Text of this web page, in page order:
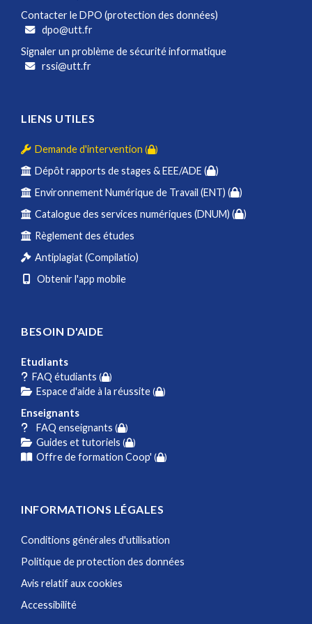
Contacter le DPO (protection des données)
dpo@utt.fr
Signaler un problème de sécurité informatique
rssi@utt.fr
LIENS UTILES
Demande d'intervention ( )
Dépôt rapports de stages & EEE/ADE (
)
Environnement Numérique de Travail (ENT) (
)
Catalogue des services numériques (DNUM) (
)
Règlement des études
Antiplagiat (Compilatio)
Obtenir l'app mobile
BESOIN D'AIDE
Etudiants
FAQ étudiants ( )
Espace d'aide à la réussite( )
Enseignants
FAQ enseignants ( )
Guides et tutoriels ( )
Offre de formation Coop' ( )
INFORMATIONS LÉGALES
Conditions générales d'utilisation
Politique de protection des données
Avis relatif aux cookies
Accessibilité